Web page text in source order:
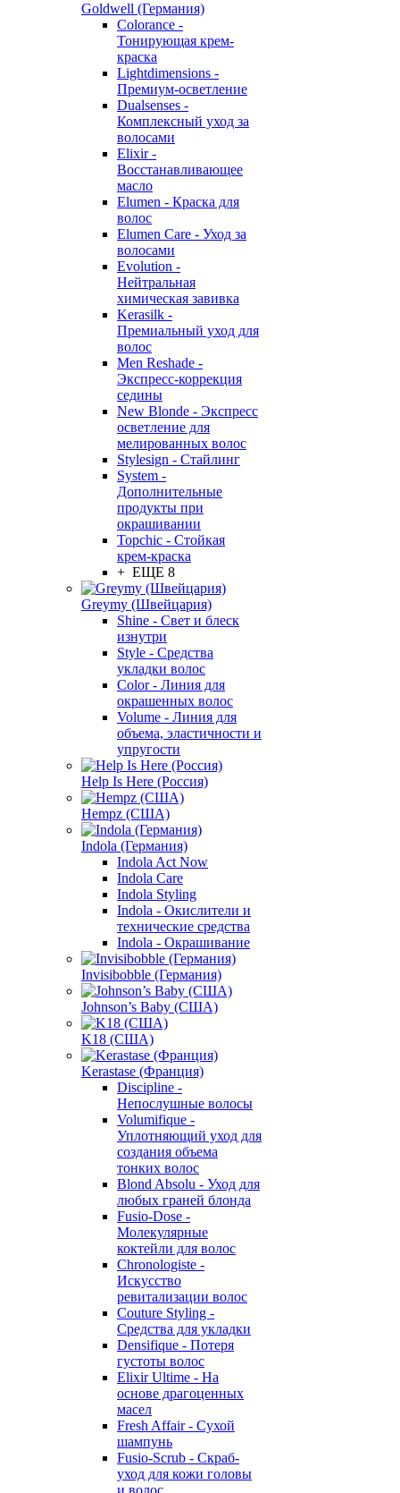
Goldwell (Германия)
Colorance -
Тонирующая крем-
краска
Lightdimensions -
Премиум-осветление
Dualsenses -
Комплексный уход за
волосами
Elixir -
Восстанавливающее
масло
Elumen - Краска для
волос
Elumen Care - Уход за
волосами
Evolution -
Нейтральная
химическая завивка
Kerasilk -
Премиальный уход для
волос
Men Reshade -
Экспресс-коррекция
седины
New Blonde - Экспресс
осветление для
мелированных волос
Stylesign - Стайлинг
System -
Дополнительные
продукты при
окрашивании
Topchic - Стойкая
крем-краска
+ ЕЩЕ 8
Greymy (Швейцария)
Shine - Свет и блеск
изнутри
Style - Средства
укладки волос
Color - Линия для
окрашенных волос
Volume - Линия для
объема, эластичности и
упругости
Help Is Here (Россия)
Hempz (США)
Indola (Германия)
Indola Act Now
Indola Care
Indola Styling
Indola - Окислители и
технические средства
Indola - Окрашивание
Invisibobble (Германия)
Johnson’s Baby (США)
K18 (США)
Kerastase (Франция)
Discipline -
Непослушные волосы
Volumifique -
Уплотняющий уход для
создания объема
тонких волос
Blond Absolu - Уход для
любых граней блонда
Fusio-Dose -
Молекулярные
коктейли для волос
Chronologiste -
Искусство
ревитализации волос
Couture Styling -
Средства для укладки
Densifique - Потеря
густоты волос
Elixir Ultime - На
основе драгоценных
масел
Fresh Affair - Сухой
шампунь
Fusio-Scrub - Скраб-
уход для кожи головы
и волос